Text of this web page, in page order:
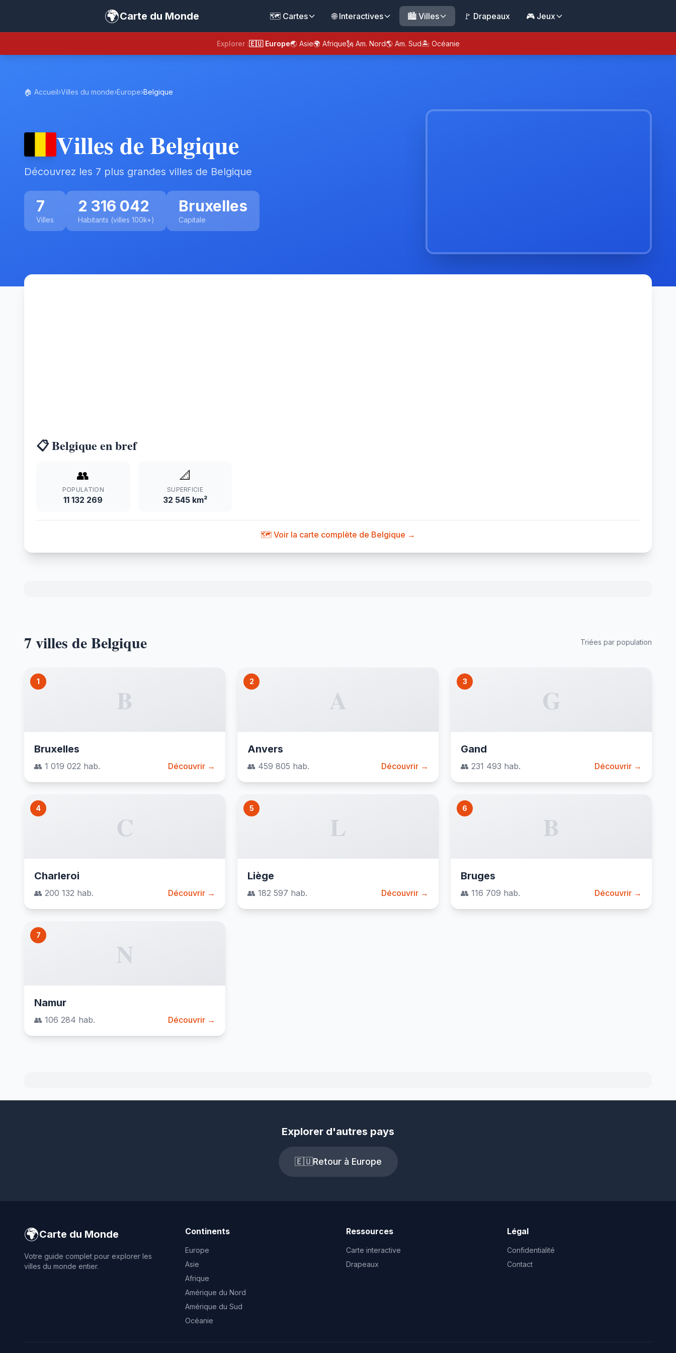
🌍Carte du Monde 🗺️ Cartes 🌐 Interactives 🏙️ Villes 🚩 Drapeaux 🎮 Jeux
Explorer :🇪🇺 Europe🌏 Asie🌍 Afrique🗽 Am. Nord🌎 Am. Sud🏝️ Océanie
🏠 Accueil›Villes du monde›Europe›Belgique
Villes de Belgique
Découvrez les 7 plus grandes villes de Belgique
7
Villes
2 316 042
Habitants (villes 100k+)
Bruxelles
Capitale
📋 Belgique en bref
👥
POPULATION
11 132 269
📐
SUPERFICIE
32 545 km²
🗺️ Voir la carte complète de Belgique →
7 villes de Belgique Triées par population
1
B
Bruxelles
👥 1 019 022 hab. Découvrir →
2
A
Anvers
👥 459 805 hab. Découvrir →
3
G
Gand
👥 231 493 hab. Découvrir →
4
C
Charleroi
👥 200 132 hab. Découvrir →
5
L
Liège
👥 182 597 hab. Découvrir →
6
B
Bruges
👥 116 709 hab. Découvrir →
7
N
Namur
👥 106 284 hab. Découvrir →
Explorer d'autres pays
🇪🇺Retour à Europe
🌍Carte du Monde
Votre guide complet pour explorer les
villes du monde entier.
Continents
Europe
Asie
Afrique
Amérique du Nord
Amérique du Sud
Océanie
Ressources
Carte interactive
Drapeaux
Légal
Confidentialité
Contact